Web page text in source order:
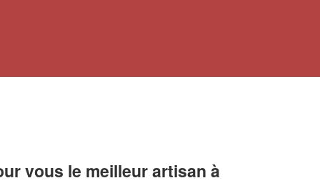
vous le meilleur artisan à